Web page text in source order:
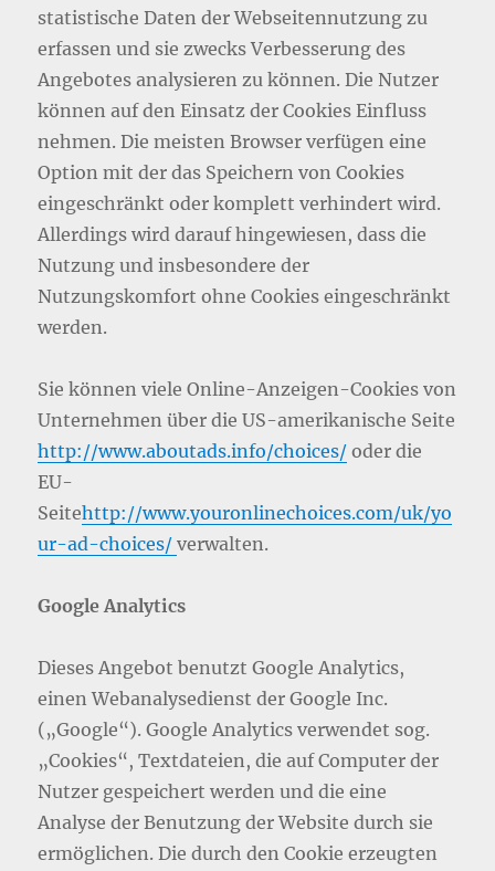
statistische Daten der Webseitennutzung zu
erfassen und sie zwecks Verbesserung des
Angebotes analysieren zu können. Die Nutzer
können auf den Einsatz der Cookies Einfluss
nehmen. Die meisten Browser verfügen eine
Option mit der das Speichern von Cookies
eingeschränkt oder komplett verhindert wird.
Allerdings wird darauf hingewiesen, dass die
Nutzung und insbesondere der
Nutzungskomfort ohne Cookies eingeschränkt
werden.
Sie können viele Online-Anzeigen-Cookies von
Unternehmen über die US-amerikanische Seite
http://www.aboutads.info/choices/ oder die
EU-
Seitehttp://www.youronlinechoices.com/uk/yo
ur-ad-choices/verwalten.
Google Analytics
Dieses Angebot benutzt Google Analytics,
einen Webanalysedienst der Google Inc.
(„Google“). Google Analytics verwendet sog.
„Cookies“, Textdateien, die auf Computer der
Nutzer gespeichert werden und die eine
Analyse der Benutzung der Website durch sie
ermöglichen. Die durch den Cookie erzeugten